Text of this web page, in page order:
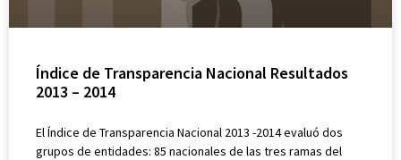
Índice de Transparencia Nacional Resultados
2013 – 2014
El Índice de Transparencia Nacional 2013 -2014 evaluó dos
grupos de entidades: 85 nacionales de las tres ramas del